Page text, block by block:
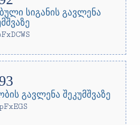
სიგანის გავლენა
გავლენა შეკუმშვაზე